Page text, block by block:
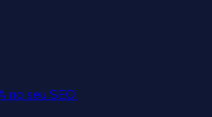
no seu SEO.